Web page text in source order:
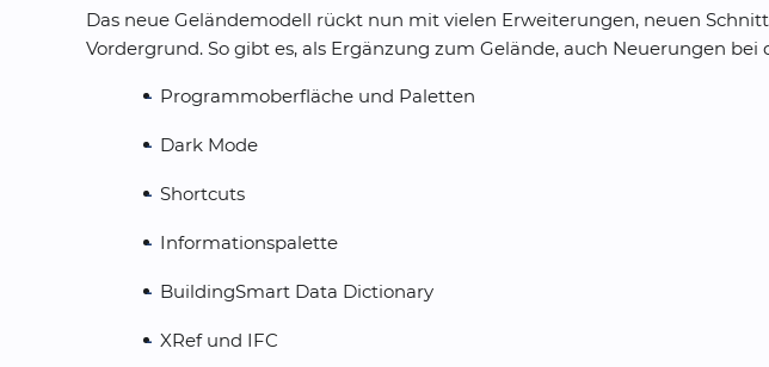
Das neue Geländemodell rückt nun mit vielen Erweiterungen, neuen
Vordergrund. So gibt es, als Ergänzung zum Gelände, auch Neuerungen
Programmoberfläche und Paletten
Dark Mode
Shortcuts
Informationspalette
BuildingSmart Data Dictionary
XRef und IFC